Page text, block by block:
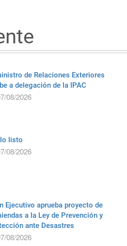
de Relaciones Exteriores
a delegación de la IPAC
08/2026
listo
08/2026
Ejecutivo aprueba proyecto de
a la Ley de Prevención y
ante Desastres
08/2026